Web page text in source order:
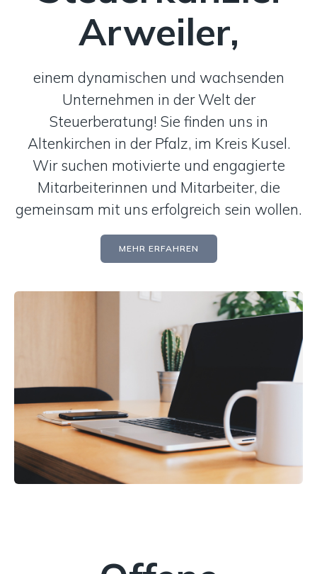
Arweiler,
einem dynamischen und wachsenden
Unternehmen in der Welt der
Steuerberatung! Sie finden uns in
Altenkirchen in der Pfalz, im Kreis Kusel.
Wir suchen motivierte und engagierte
Mitarbeiterinnen und Mitarbeiter, die
gemeinsam mit uns erfolgreich sein wollen.
MEHR ERFAHREN